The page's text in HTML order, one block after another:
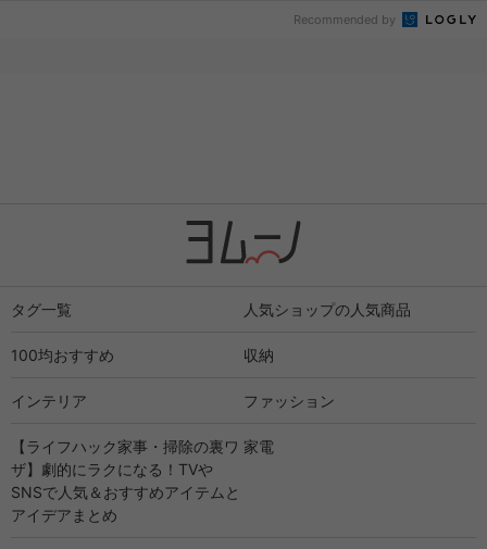
Recommended by
タグ一覧 人気ショップの人気商品
100均おすすめ 収納
インテリア ファッション
【ライフハック家事・掃除の裏ワ
ザ】劇的にラクになる！TVや
SNSで人気＆おすすめアイテムと
アイデアまとめ
家電